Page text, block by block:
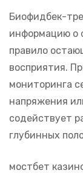
Биофидбек-
информацию о
правило
восприятия.
мониторинга
напряжения
содействует
глубинных
мостбет